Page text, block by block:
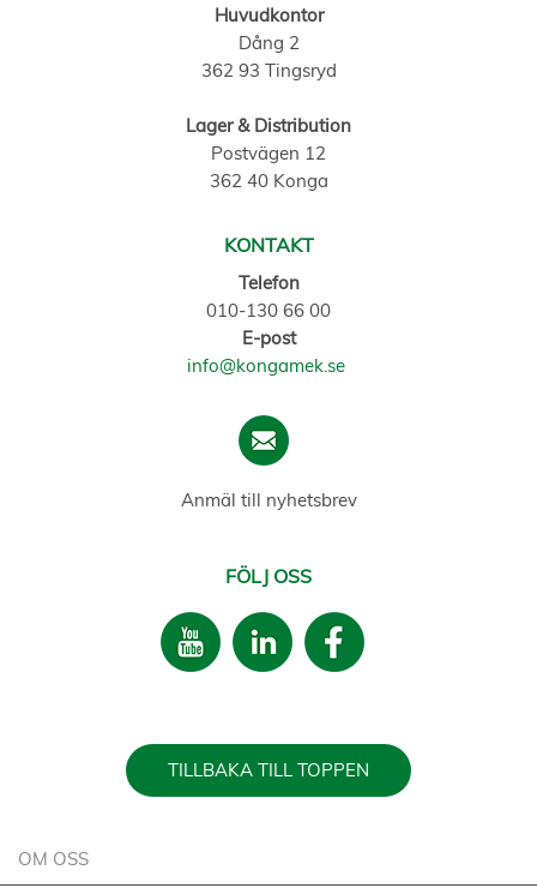
Huvudkontor
Dång 2
362 93 Tingsryd
Lager & Distribution
Postvägen 12
362 40 Konga
KONTAKT
Telefon
010-130 66 00
E-post
info@kongamek.se
Anmäl till nyhetsbrev
FÖLJ OSS
TILLBAKA TILL TOPPEN
OM OSS